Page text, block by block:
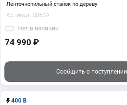
Ленточнопильный станок по дереву
Артикул: S052A
Нет в наличии
74 990 ₽
Сообщить о поступлении
400 В